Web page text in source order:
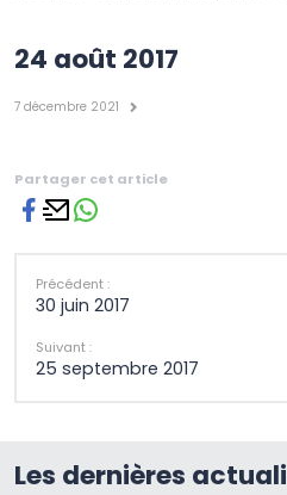
24 août 2017
7 décembre 2021
Partager cet article
Précédent :
30 juin 2017
Suivant :
25 septembre 2017
Les dernières